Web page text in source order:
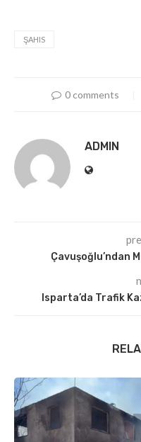
ŞAHIS
0 comments
ADMIN
Çavuşoğlu’ndan
Isparta’da Trafik